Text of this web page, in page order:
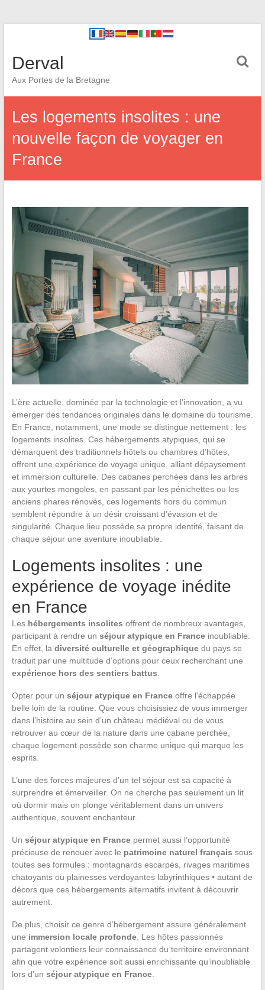
Derval
Aux Portes de la Bretagne
Les logements insolites : une
nouvelle façon de voyager en
France
L’ère actuelle, dominée par la technologie et l’innovation, a vu
émerger des tendances originales dans le domaine du tourisme.
En France, notamment, une mode se distingue nettement : les
logements insolites. Ces hébergements atypiques, qui se
démarquent des traditionnels hôtels ou chambres d’hôtes,
offrent une expérience de voyage unique, alliant dépaysement
et immersion culturelle. Des cabanes perchées dans les arbres
aux yourtes mongoles, en passant par les pénichettes ou les
anciens phares rénovés, ces logements hors du commun
semblent répondre à un désir croissant d’évasion et de
singularité. Chaque lieu possède sa propre identité, faisant de
chaque séjour une aventure inoubliable.
Logements insolites : une
expérience de voyage inédite
en France
Les hébergements insolites offrent de nombreux avantages,
participant à rendre un séjour atypique en Franceinoubliable.
En effet, la diversité culturelle et géographiquedu pays se
traduit par une multitude d’options pour ceux recherchant une
expérience hors des sentiers battus
Opter pour un séjour atypique en Franceoffre l’échappée
belle loin de la routine. Que vous choisissiez de vous immerger
dans l’histoire au sein d’un château médiéval ou de vous
retrouver au cœur de la nature dans une cabane perchée,
chaque logement possède son charme unique qui marque les
esprits.
L’une des forces majeures d’un tel séjour est sa capacité à
surprendre et émerveiller. On ne cherche pas seulement un lit
où dormir mais on plonge véritablement dans un univers
authentique, souvent enchanteur.
Un séjour atypique en Francepermet aussi l’opportunité
précieuse de renouer avec le patrimoine naturel français sous
toutes ses formules : montagnards escarpés, rivages maritimes
chatoyants ou plainesses verdoyantes labyrinthiques • autant de
décors que ces hébergements alternatifs invitent à découvrir
autrement.
De plus, choisir ce genre d’hébergement assure généralement
une immersion locale profonde. Les hôtes passionnés
partagent volontiers leur connaissance du territoire environnant
afin que votre expérience soit aussi enrichissante qu’inoubliable
lors d’un séjour atypique en France.